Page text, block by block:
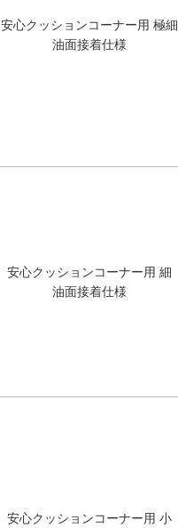
安心クッションコーナー用 極細
油面接着仕様
安心クッションコーナー用 細
油面接着仕様
安心クッションコーナー用 小